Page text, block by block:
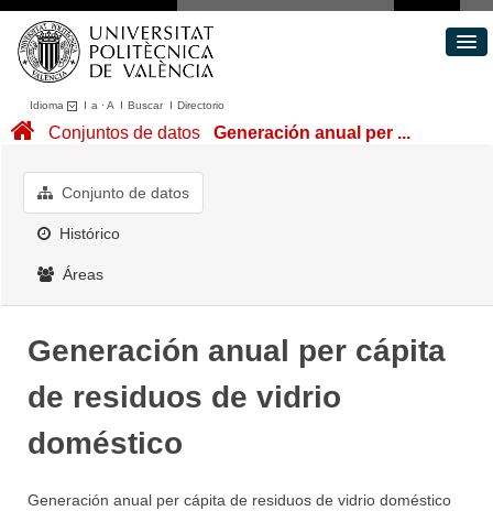
Idioma I a ·A I BuscarI Directorio
Conjuntos de datos
Acerca de
Conjuntos de datos Generación anual per ...
Conjunto de datos
Histórico
Áreas
Generación anual per cápita
de residuos de vidrio
doméstico
Generación anual per cápita de residuos de vidrio doméstico